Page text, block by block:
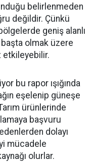
belirlenmeden
değildir. Çünkü
geniş alanlı
olmak üzere
etkileyebilir.
bu rapor ışığında
eşelenip güneşe
ürünlerinde
başvuru
dolayı
mücadele
olurlar.